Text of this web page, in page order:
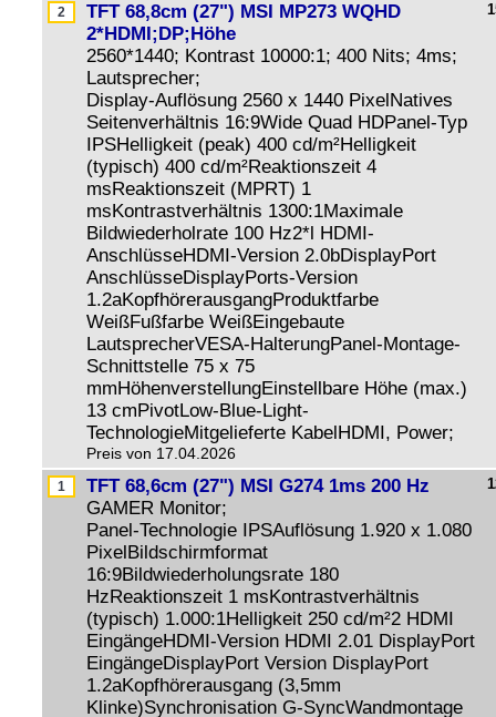
TFT 68,8cm (27") MSI MP273 WQHD
2*HDMI;DP;Höhe
2560*1440; Kontrast 10000:1; 400 Nits; 4ms;
Lautsprecher;
Display-Auflösung 2560 x 1440 PixelNatives
Seitenverhältnis 16:9Wide Quad HDPanel-Typ
IPSHelligkeit (peak) 400 cd/m²Helligkeit
(typisch) 400 cd/m²Reaktionszeit 4
msReaktionszeit (MPRT) 1
msKontrastverhältnis 1300:1Maximale
Bildwiederholrate 100 Hz2*l HDMI-
AnschlüsseHDMI-Version 2.0bDisplayPort
AnschlüsseDisplayPorts-Version
1.2aKopfhörerausgangProduktfarbe
WeißFußfarbe WeißEingebaute
LautsprecherVESA-HalterungPanel-Montage-
Schnittstelle 75 x 75
mmHöhenverstellungEinstellbare Höhe (max.)
13 cmPivotLow-Blue-Light-
TechnologieMitgelieferte KabelHDMI, Power;
Preis von 17.04.2026
TFT 68,6cm (27") MSI G274 1ms 200 Hz
GAMER Monitor;
Panel-Technologie IPSAuflösung 1.920 x 1.080
PixelBildschirmformat
16:9Bildwiederholungsrate 180
HzReaktionszeit 1 msKontrastverhältnis
(typisch) 1.000:1Helligkeit 250 cd/m²2 HDMI
EingängeHDMI-Version HDMI 2.01 DisplayPort
EingängeDisplayPort Version DisplayPort
1.2aKopfhörerausgang (3,5mm
Klinke)Synchronisation G-SyncWandmontage